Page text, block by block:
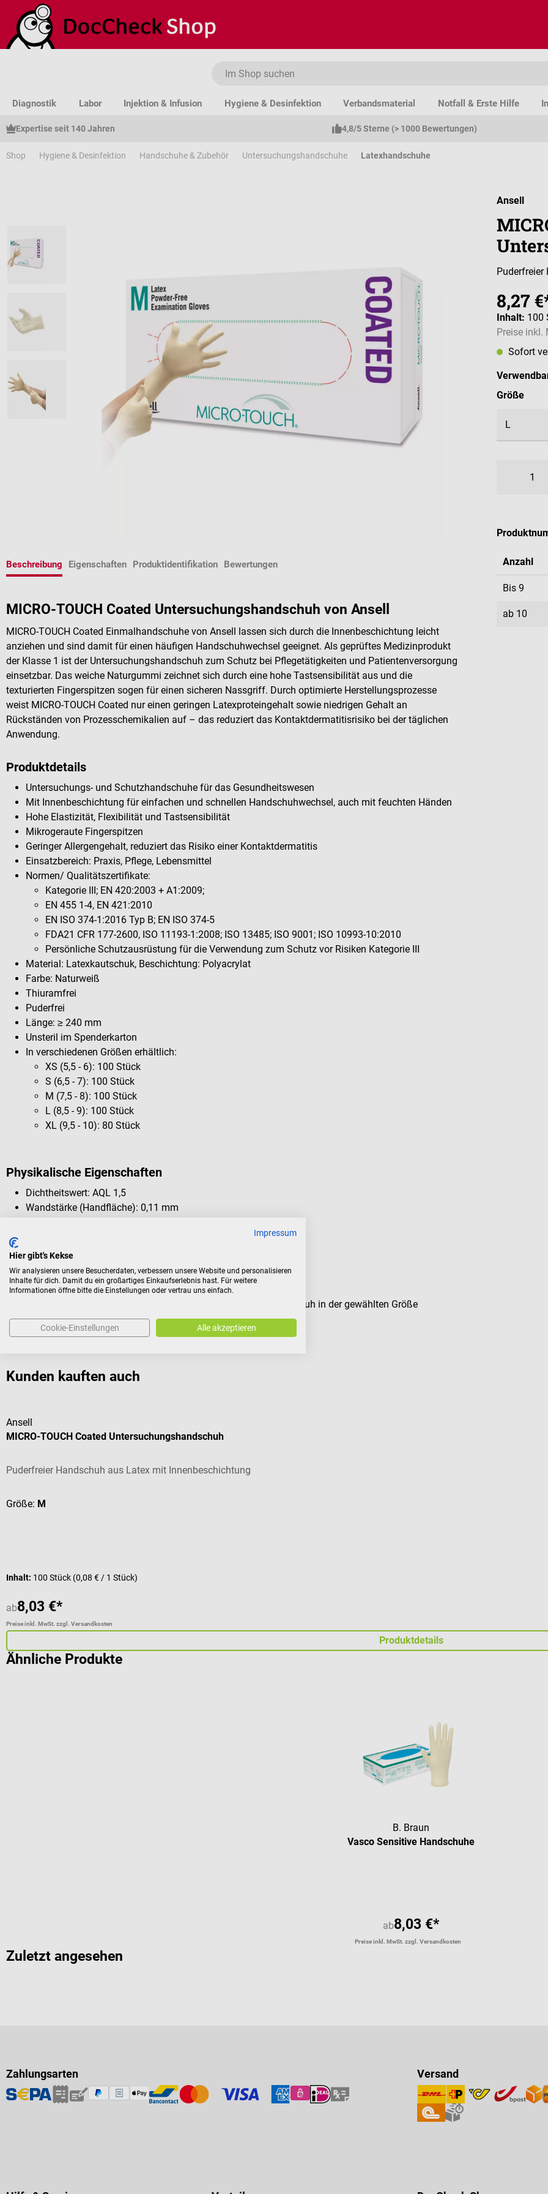
Hauptinhalt springen
Zur Suche springen
Zur Hauptnavigation springen
Diagnostik Labor Injektion & Infusion Hygiene & Desinfektion Verbandsmaterial Notfall & Erste Hilfe
Expertise seit 140 Jahren 4,8/5 Sterne (> 1000 Bewertungen)
Shop Hygiene & Desinfektion Handschuhe & Zubehör Untersuchungshandschuhe Latexhandschuhe
Ansell
8,27
Inhalt: 100
Preise inkl.
Sofort
Größe
Anzahl
Bis9
ab 10
Beschreibung Eigenschaften Produktidentifikation Bewertungen
MICRO-TOUCH Coated Untersuchungshandschuh von Ansell
MICRO-TOUCH Coated Einmalhandschuhe von Ansell lassen sich durch die Innenbeschichtung leicht
anziehen und sind damit für einen häufigen Handschuhwechsel geeignet. Als geprüftes Medizinprodukt
der Klasse 1 ist der Untersuchungshandschuh zum Schutz bei Pflegetätigkeiten und Patientenversorgung
einsetzbar. Das weiche Naturgummi zeichnet sich durch eine hohe Tastsensibilität aus und die
texturierten Fingerspitzen sogen für einen sicheren Nassgriff. Durch optimierte Herstellungsprozesse
weist MICRO-TOUCH Coated nur einen geringen Latexproteingehalt sowie niedrigen Gehalt an
Rückständen von Prozesschemikalien auf – das reduziert das Kontaktdermatitisrisiko bei der täglichen
Anwendung.
Produktdetails
Untersuchungs- und Schutzhandschuhe für das Gesundheitswesen
Mit Innenbeschichtung für einfachen und schnellen Handschuhwechsel, auch mit feuchten Händen
Hohe Elastizität, Flexibilität und Tastsensibilität
Mikrogeraute Fingerspitzen
Geringer Allergengehalt, reduziert das Risiko einer Kontaktdermatitis
Einsatzbereich: Praxis, Pflege, Lebensmittel
Normen/ Qualitätszertifikate:
Kategorie III; EN 420:2003 + A1:2009;
EN 455 1-4, EN 421:2010
EN ISO 374-1:2016 Typ B; EN ISO 374-5
FDA21 CFR 177-2600, ISO 11193-1:2008; ISO 13485; ISO 9001; ISO 10993-10:2010
Persönliche Schutzausrüstung für die Verwendung zum Schutz vor Risiken Kategorie III
Material: Latexkautschuk, Beschichtung: Polyacrylat
Farbe: Naturweiß
Thiuramfrei
Puderfrei
Länge: ≥ 240 mm
Unsteril im Spenderkarton
In verschiedenen Größen erhältlich:
XS (5,5 - 6): 100 Stück
S (6,5 - 7): 100 Stück
M (7,5 - 8): 100 Stück
L (8,5 - 9): 100 Stück
XL (9,5 - 10): 80 Stück
Physikalische Eigenschaften
Dichtheitswert: AQL 1,5
Wandstärke (Handfläche): 0,11 mm
Lieferumfang
1 Packung Ansell MICRO-TOUCH Coated Untersuchungshandschuh in der gewählten Größe
Kunden kauften auch
Ansell
MICRO-TOUCH Coated Untersuchungshandschuh
Puderfreier Handschuh aus Latex mit Innenbeschichtung
Größe: M
Inhalt: 100 Stück (0,08 € / 1 Stück)
ab8,03 €*
Preise inkl. MwSt. zzgl. Versandkosten
Produktdetails
Ähnliche Produkte
B. Braun
Vasco Sensitive Handschuhe
ab8,03 €*
Preise inkl. MwSt. zzgl. Versandkosten
Zuletzt angesehen
Zahlungsarten Versand
Impressum
Hier gibt's Kekse
Wir analysieren unsere Besucherdaten, verbessern unsere Website und personalisieren
Inhalte für dich. Damit du ein großartiges Einkaufserlebnis hast. Für weitere
Informationen öffne bitte die Einstellungen oder vertrau uns einfach.
Cookie-Einstellungen Alle akzeptieren